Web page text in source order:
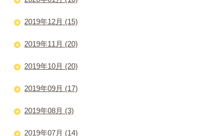
2019年12月 (15)
2019年11月 (20)
2019年10月 (20)
2019年09月 (17)
2019年08月 (3)
2019年07月 (14)